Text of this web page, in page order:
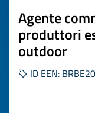
Agente
produttori
outdoor
ID EEN: